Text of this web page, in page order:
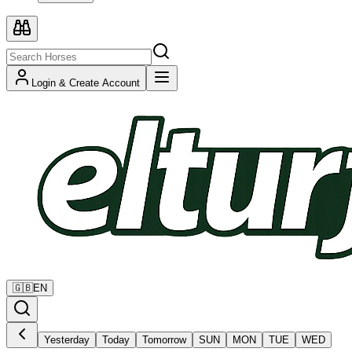
Login & Create Account
🇬🇧EN
Yesterday Today Tomorrow SUN MON TUE WED